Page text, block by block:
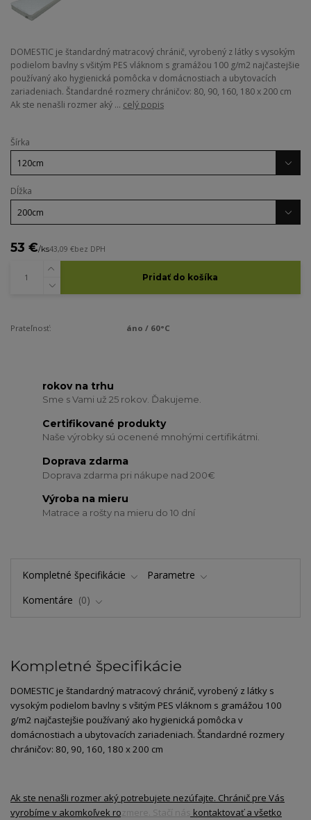
DOMESTIC je štandardný matracový chránič, vyrobený z látky s vysokým
podielom bavlny s všitým PES vláknom s gramážou 100 g/m2 najčastejšie
používaný ako hygienická pomôcka v domácnostiach a ubytovacích
zariadeniach. Štandardné rozmery chráničov: 80, 90, 160, 180 x 200 cm
Ak ste nenašli rozmer aký ... celý popis
Šírka
Dĺžka
53 €/ks43,09 €bez DPH
Pridať do košíka
Prateľnosť: áno / 60°C
rokov na trhu
Sme s Vami už 25 rokov. Ďakujeme.
Certifikované produkty
Naše výrobky sú ocenené mnohými certifikátmi.
Doprava zdarma
Doprava zdarma pri nákupe nad 200€
Výroba na mieru
Matrace a rošty na mieru do 10 dní
Kompletné špecifikácie
Parametre
Komentáre
0
Kompletné špecifikácie
DOMESTIC je štandardný matracový chránič, vyrobený z látky s
vysokým podielom bavlny s všitým PES vláknom s gramážou 100
g/m2 najčastejšie používaný ako hygienická pomôcka v
domácnostiach a ubytovacích zariadeniach. Štandardné rozmery
chráničov: 80, 90, 160, 180 x 200 cm
Ak ste nenašli rozmer aký potrebujete nezúfajte. Chránič pre Vás
vyrobíme v akomkoľvek rozmere. Stačí nás kontaktovať a všetko